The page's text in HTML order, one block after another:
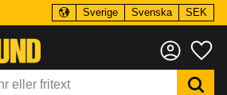
Sverige Svenska SEK